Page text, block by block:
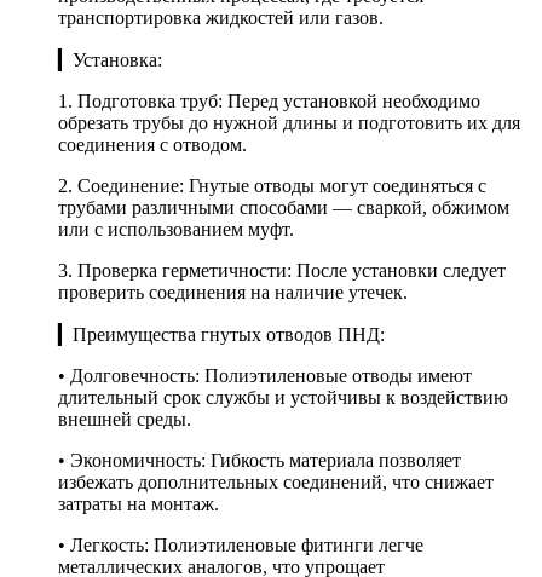
транспортировка жидкостей или газов.
▎Установка:
1. Подготовка труб: Перед установкой необходимо
обрезать трубы до нужной длины и подготовить их для
соединения с отводом.
2. Соединение: Гнутые отводы могут соединяться с
трубами различными способами — сваркой, обжимом
или с использованием муфт.
3. Проверка герметичности: После установки следует
проверить соединения на наличие утечек.
▎Преимущества гнутых отводов ПНД:
• Долговечность: Полиэтиленовые отводы имеют
длительный срок службы и устойчивы к воздействию
внешней среды.
• Экономичность: Гибкость материала позволяет
избежать дополнительных соединений, что снижает
затраты на монтаж.
• Легкость: Полиэтиленовые фитинги легче
металлических аналогов, что упрощает